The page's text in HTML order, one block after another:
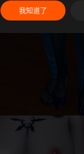
我知道了